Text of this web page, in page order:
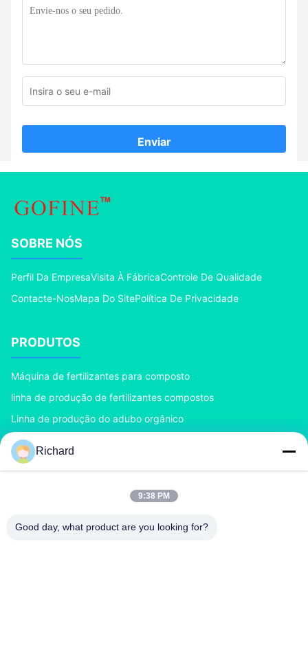
Enviar
SOBRE NÓS
Perfil Da EmpresaVisita À FábricaControle De Qualidade
Contacte-NosMapa Do SitePolítica De Privacidade
PRODUTOS
Máquina de fertilizantes para composto
linha de produção de fertilizantes compostos
Linha de produção do adubo orgânico
Linha de produção do adubo do BB
Granulador dobro do adubo do rolo
CONTACTE-NOS
Richard
9:38 PM
Good day, what product are you looking for?